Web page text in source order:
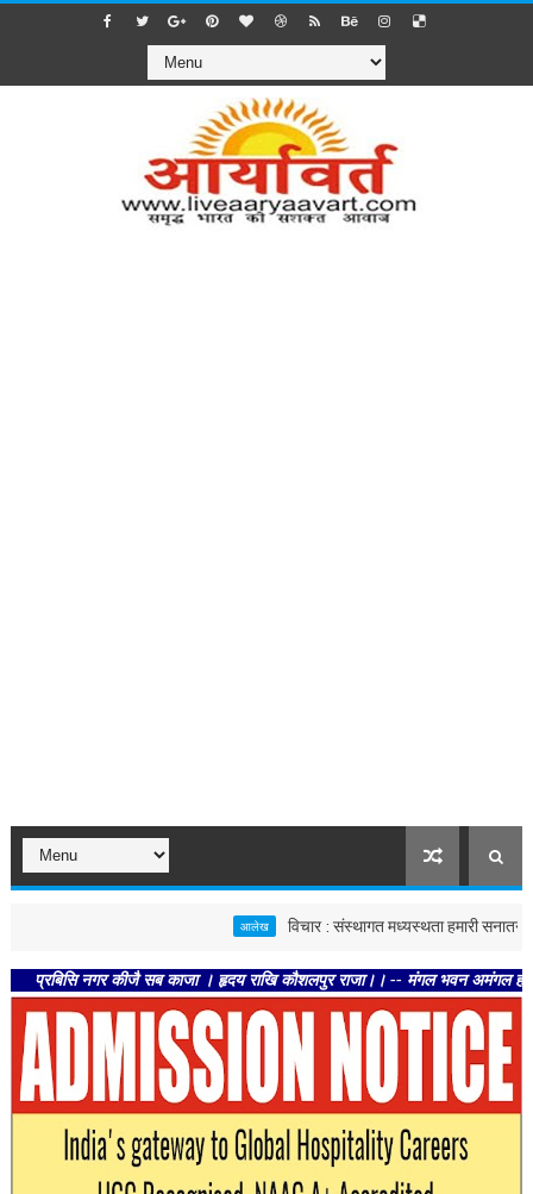
विचार : संस्थागत मध्यस्थता हमारी सनातन परंपरा का
नगर कीजै सब काजा । हृदय राखि कौशलपुर राजा।। -- मंगल भवन अमंगल हारी।